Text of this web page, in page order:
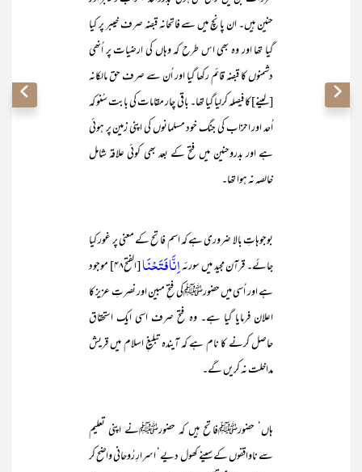
حنین ہیں۔ ان پانچ میں سے فاتحانہ قبضہ صرف خیبر پر کیا
گیا تھا اور وہ بھی اس طرح کہ وہاں کی ارضیات پر اُنھی
دشمنوں کا قبضہ قائم رکھا گیا اور اُن سے صرف حق مالکانہ
[لینے] کا فیصلہ کرلیا گیا تھا۔ باقی چار مقامات کی بابت سُنو کہ
اُحد اور احزاب کی جنگ خود مسلمانوں کی اپنی زمین پر ہوئی
ہے اور بدروحنین میں فتح کے بعد بھی کوئی علاقہ شامل
خالصہ نہ ہوا تھا۔
بوجوہاتِ بالا ضروری ہے کہ اسم فاتح کے معنی پر غور کیا
جائے۔ قرآن مجید میں سورئہاِنَّا فَتَحْنَا
[الفتح۴۸] موجود
ہے اور اُسی میں حضورﷺکی فتحِ مبین اور نصرتِ عزیز کا
اعلان فرمایا گیا ہے۔ وہ فتح صرف اسی ایک استحقاق
حاصل کرنے کا نام ہے کہ آیندہ تبلیغِ اسلام میں قریش
مداخلت نہ کریں گے۔
ہاں‘ حضورﷺفاتح ہیں کہ حضورﷺنے اپنی تعلیم
سے ناواقفوں کے سینے کھول دیے‘ اسرارِ رُوحانی واضح کر